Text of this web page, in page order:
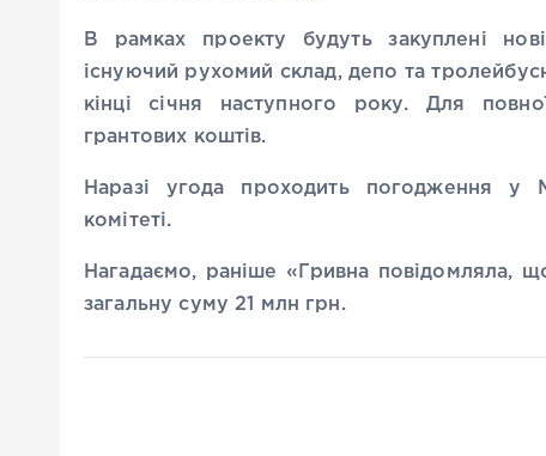
В рамках проекту будуть закуплені
існуючий рухомий склад, депо та
кінці січня наступного року. Для
грантових коштів.
Наразі угода проходить погодження у
комітеті.
Нагадаємо, раніше «Гривна повідомляла,
загальну суму 21 млн грн.